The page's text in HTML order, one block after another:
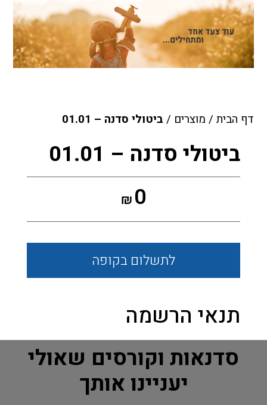
דף הבית / מוצרים / ביטולי סדנה – 01.01
ביטולי סדנה – 01.01
₪0
לתשלום בקופה
תנאי הרשמה
סדנאות וקורסים שאולי
יעניינו אותך